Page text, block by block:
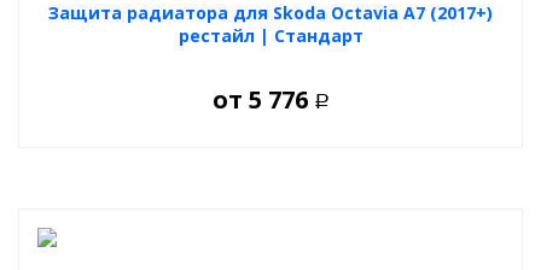
Защита радиатора для Skoda Octavia A7 (2017+)
рестайл | Стандарт
от 5 776 Р